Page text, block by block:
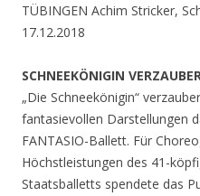
TÜBINGEN Achim Stricker,
17.12.2018
SCHNEEKÖNIGIN
„Die Schneekönigin“
fantasievollen Darstellungen
FANTASIO-Ballett. Für
Höchstleistungen des 41-
Staatsballetts spendete das